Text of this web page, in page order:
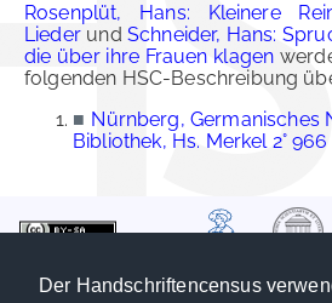
Der Handschriftencensus
Rosenplüt, Hans: Kleinere
Liederund Schneider, Hans:
die über ihre Frauen klagen
folgenden HSC-Beschreibung
■ Nürnberg, Germanisches
Bibliothek, Hs. Merkel 2° 966